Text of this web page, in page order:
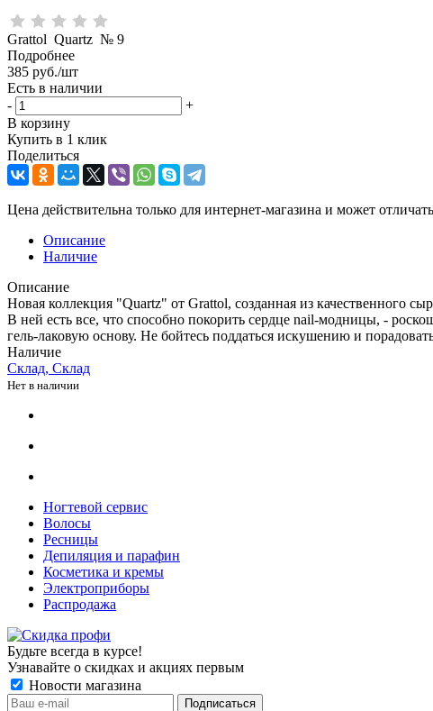
Grattol Quartz № 9
Подробнее
385 руб./шт
Есть в наличии
-
+
В корзину
Купить в 1 клик
Поделиться
Цена действительна только для интернет-магазина и может
Описание
Наличие
Описание
Новая коллекция "Quartz" от Grattol, созданная из качественного
В ней есть все, что способно покорить сердце nail-модницы, -
гель-лаковую основу. Не бойтесь поддаться искушению и
Наличие
Склад, Склад
Нет в наличии
Ногтевой сервис
Волосы
Ресницы
Депиляция и парафин
Косметика и кремы
Электроприборы
Распродажа
Будьте всегда в курсе!
Узнавайте о скидках и акциях первым
Новости магазина